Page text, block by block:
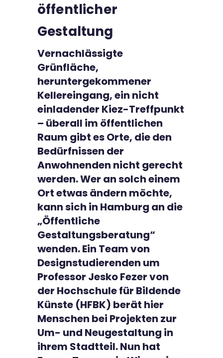
öffentlicher
Gestaltung
Vernachlässigte
Grünfläche,
heruntergekommener
Kellereingang, ein nicht
einladender Kiez-Treffpunkt
– überall im öffentlichen
Raum gibt es Orte, die den
Bedürfnissen der
Anwohnenden nicht gerecht
werden. Wer an solch einem
Ort etwas ändern möchte,
kann sich in Hamburg an die
„Öffentliche
Gestaltungsberatung“
wenden. Ein Team von
Designstudierenden um
Professor Jesko Fezer von
der Hochschule für Bildende
Künste (HFBK) berät hier
Menschen bei Projekten zur
Um- und Neugestaltung in
ihrem Stadtteil. Nun hat